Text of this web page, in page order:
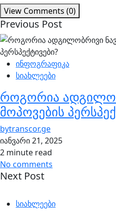
View Comments (0)
Previous Post
ინფოგრაფიკა
სიახლეები
როგორია
მოპოვების
bytranscor.ge
იანვარი 21, 2025
2 minute read
No comments
Next Post
სიახლეები